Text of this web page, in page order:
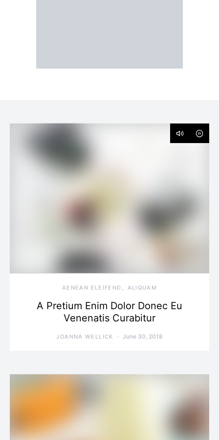
AENEAN ELEIFEND ALIQUAM
A Pretium Enim Dolor Donec Eu
Venenatis Curabitur
JOANNA WELLICK June 30, 2018